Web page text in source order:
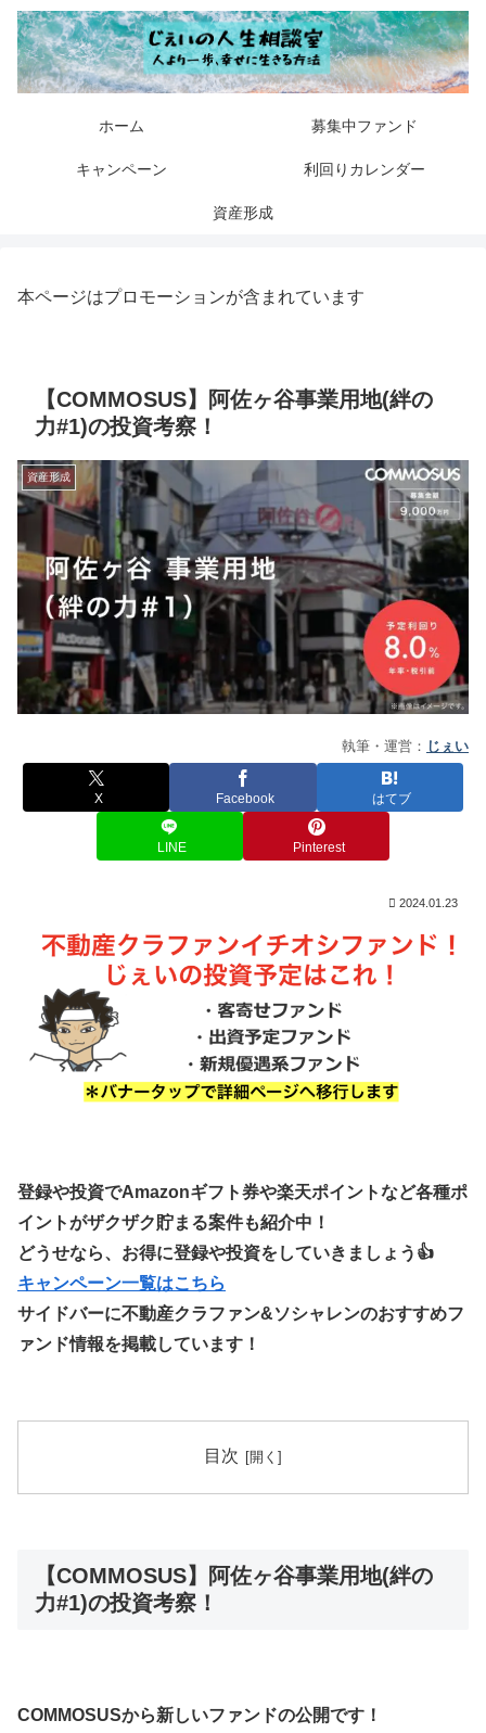
ホーム 募集中ファンド
キャンペーン 利回りカレンダー
資産形成
本ページはプロモーションが含まれています
【COMMOSUS】阿佐ヶ谷事業用地(絆の
力#1)の投資考察！
資産形成
執筆・運営： じぇい
X Facebook はてブ
LINE Pinterest
2024.01.23
登録や投資でAmazonギフト券や楽天ポイントなど各種ポ
イントがザクザク貯まる案件も紹介中！
どうせなら、お得に登録や投資をしていきましょう👍
キャンペーン一覧はこちら
サイドバーに不動産クラファン&ソシャレンのおすすめフ
ァンド情報を掲載しています！
目次
【COMMOSUS】阿佐ヶ谷事業用地(絆の
力#1)の投資考察！
COMMOSUSから新しいファンドの公開です！